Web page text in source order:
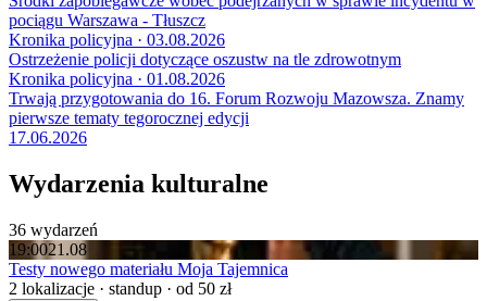
pociągu Warszawa - Tłuszcz
Kronika policyjna · 03.08.2026
Ostrzeżenie policji dotyczące oszustw na tle zdrowotnym
Kronika policyjna · 01.08.2026
Trwają przygotowania do 16. Forum Rozwoju Mazowsza. Znamy
pierwsze tematy tegorocznej edycji
17.06.2026
Wydarzenia kulturalne
36 wydarzeń
19:0021.08
Testy nowego materiału Moja Tajemnica
2 lokalizacje · standup · od 50 zł